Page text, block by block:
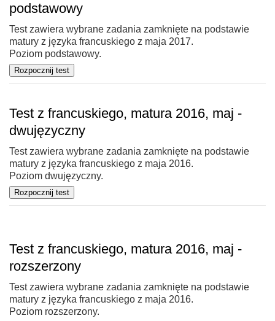
podstawowy
Test zawiera wybrane zadania zamknięte na podstawie
matury z języka francuskiego z maja 2017.
Poziom podstawowy.
Test z francuskiego, matura 2016, maj -
dwujęzyczny
Test zawiera wybrane zadania zamknięte na podstawie
matury z języka francuskiego z maja 2016.
Poziom dwujęzyczny.
Test z francuskiego, matura 2016, maj -
rozszerzony
Test zawiera wybrane zadania zamknięte na podstawie
matury z języka francuskiego z maja 2016.
Poziom rozszerzony.